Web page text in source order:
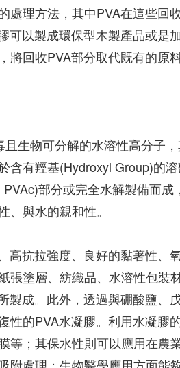
處理方法，其中PVA在這些回
可以製成環保型木製產品或是
將回收PVA部分取代既有的原
生物可分解的水溶性高分子
含有羥基(Hydroxyl Group)的
部分或完全水解製備而
、與水的親和性。
高抗拉強度、良好的黏著性、
張塗層、紡織品、水溶性包裝
製成。此外，透過與硼酸鹽、
性的PVA水凝膠。利用水凝膠
等；其保水性則可以應用在農